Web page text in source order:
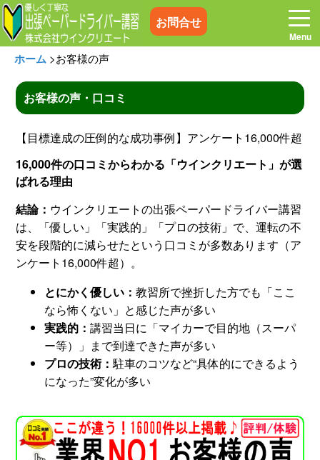
お問合せ
ホーム お電話はこちら
プログラム 講習料金
お客様の声 コラム&トピックス
よくある質問
出張地域 メディア紹介
スタッフ紹介 申し込みフロー
簡易補助ブレーキと
新着情報 会社概要
ホーム >お客様の声
お客様の声・口コミ
【目標達成の圧倒的な成功事例】アンケート16,000件超
16,000件の口コミからわかる「ウインクリエート」が選
ばれる理由
結論： ウインクリエートの出張ペーパードライバー講習
は、「優しい」「実践的」「プロの技術」で、運転の不
安を段階的に減らせたという口コミが多数あります（ア
ンケート16,000件超）。
とにかく優しい：教習所で挫折した方でも「ここ
なら怖くない」と感じた声が多い
実践的：講習当日に「マイカーで目的地（スーパ
ー等）」まで到達できた声が多い
プロの技術：駐車のコツなど“具体的にできるよう
になった”変化が多い